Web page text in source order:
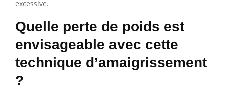
excessive.
Quelle perte de poids est
envisageable avec cette
technique d’amaigrissement
?